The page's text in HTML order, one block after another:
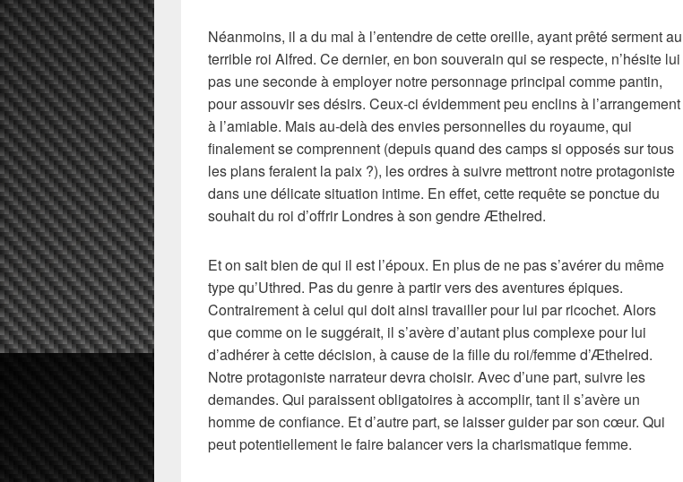
Néanmoins, il a du mal à l’entendre de cette oreille, ayant prêté serment au
terrible roi Alfred. Ce dernier, en bon souverain qui se respecte, n’hésite lui
pas une seconde à employer notre personnage principal comme pantin,
pour assouvir ses désirs. Ceux-ci évidemment peu enclins à l’arrangement
à l’amiable. Mais au-delà des envies personnelles du royaume, qui
finalement se comprennent (depuis quand des camps si opposés sur tous
les plans feraient la paix ?), les ordres à suivre mettront notre protagoniste
dans une délicate situation intime. En effet, cette requête se ponctue du
souhait du roi d’offrir Londres à son gendre Æthelred.
Et on sait bien de qui il est l’époux. En plus de ne pas s’avérer du même
type qu’Uthred. Pas du genre à partir vers des aventures épiques.
Contrairement à celui qui doit ainsi travailler pour lui par ricochet. Alors
que comme on le suggérait, il s’avère d’autant plus complexe pour lui
d’adhérer à cette décision, à cause de la fille du roi/femme d’Æthelred.
Notre protagoniste narrateur devra choisir. Avec d’une part, suivre les
demandes. Qui paraissent obligatoires à accomplir, tant il s’avère un
homme de confiance. Et d’autre part, se laisser guider par son cœur. Qui
peut potentiellement le faire balancer vers la charismatique femme.